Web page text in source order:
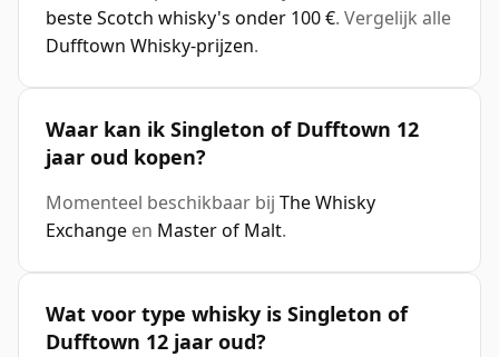
beste Scotch whisky's onder 100 €. Vergelijk alle
Dufftown Whisky-prijzen.
Waar kan ik Singleton of Dufftown 12
jaar oud kopen?
Momenteel beschikbaar bij The Whisky
Exchange en Master of Malt.
Wat voor type whisky is Singleton of
Dufftown 12 jaar oud?